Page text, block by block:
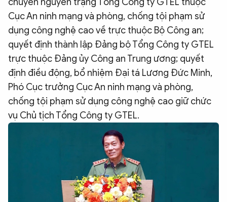
Cục An ninh mạng và phòng, chống tội phạm sử
dụng công nghệ cao về trực thuộc Bộ Công an;
quyết định thành lập Đảng bộ Tổng Công ty GTEL
trực thuộc Đảng ủy Công an Trung ương; quyết
định điều động, bổ nhiệm Đại tá Lương Đức Minh,
Phó Cục trưởng Cục An ninh mạng và phòng,
chống tội phạm sử dụng công nghệ cao giữ chức
vụ Chủ tịch Tổng Công ty GTEL.